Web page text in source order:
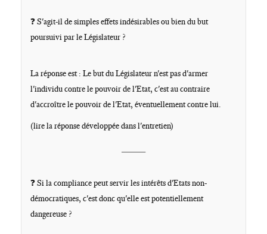
❓ S'agit-il de simples effets indésirables ou bien du but
poursuivi par le Législateur ?
La réponse est : Le but du Législateur n'est pas d'armer
l'individu contre le pouvoir de l'Etat, c'est au contraire
d'accroître le pouvoir de l'Etat, éventuellement contre lui.
(lire la réponse développée dans l'entretien)
❓ Si la compliance peut servir les intérêts d'Etats non-
démocratiques, c'est donc qu'elle est potentiellement
dangereuse ?